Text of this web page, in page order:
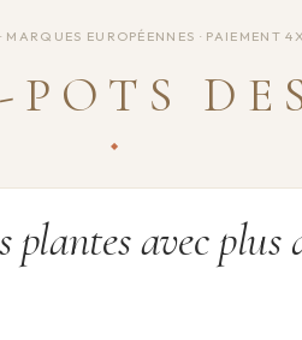
avec plus